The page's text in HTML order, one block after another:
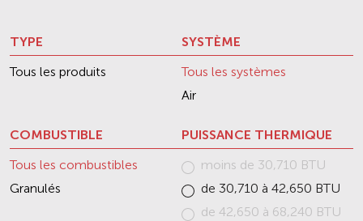
TYPE
Tous les produits
SYSTÈME
Tous les systèmes
Air
COMBUSTIBLE
Tous les combustibles
Granulés
PUISSANCE THERMIQUE
moins de 30,710 BTU
de 30,710 à 42,650 BTU
de 42,650 à 68,240 BTU